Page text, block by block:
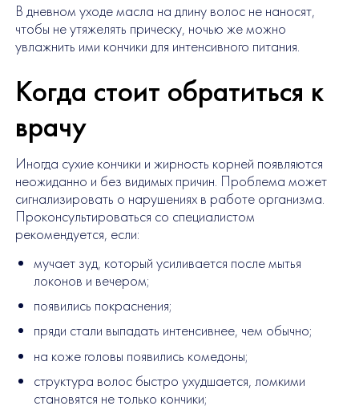
В дневном уходе масла на длину волос не наносят,
чтобы не утяжелять прическу, ночью же можно
увлажнить ими кончики для интенсивного питания.
Когда стоит обратиться к
врачу
Иногда сухие кончики и жирность корней появляются
неожиданно и без видимых причин. Проблема может
сигнализировать о нарушениях в работе организма.
Проконсультироваться со специалистом
рекомендуется, если:
мучает зуд, который усиливается после мытья
локонов и вечером;
появились покраснения;
пряди стали выпадать интенсивнее, чем обычно;
на коже головы появились комедоны;
структура волос быстро ухудшается, ломкими
становятся не только кончики;